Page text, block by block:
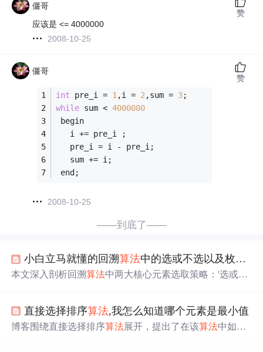
僵哥
应该是 <= 4000000
2008-10-25
赞
僵哥
int pre_i = 1 ,i = 2 ,sum = 3;
while sum < 4000000
begin
   i += pre_i ;
   pre_i = i - pre_i;
   sum += i;
end;
2008-10-25
赞
——到底了——
小白立马就懂的回溯算法中的选或不选以及枚举选哪个问题
本文深入剖析回溯算法中两大核心元素选取策略：'选或不
复）。二者均基于递归实现回溯思想——‘选了再撤销’，
适用于子集、组合等典型问题。重点区分其结构特征、适
直接选择排序算法,我怎么知道哪个元素是最小值
博客围绕直接选择排序算法展开，提出了在该算法中如何